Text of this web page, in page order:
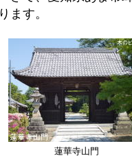
ります。
蓮華寺山門